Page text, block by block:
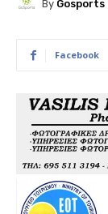
By Gosports
Facebook